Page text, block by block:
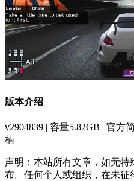
版本介绍
v2904839 | 容量5.82GB | 官方
柄
声明：本站所有文章，如无
布。任何个人或组织，在未